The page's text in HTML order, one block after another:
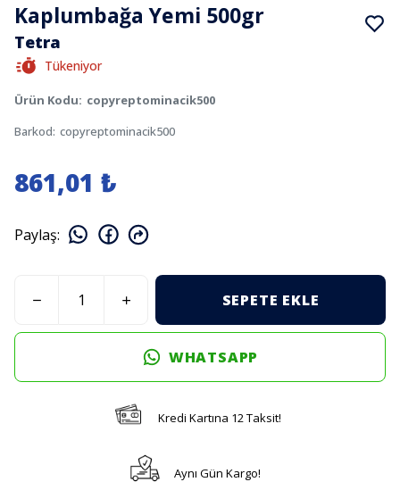
Kaplumbağa Yemi 500gr
Tetra
Tükeniyor
Ürün Kodu: copyreptominacik500
Barkod: copyreptominacik500
861,01 ₺
Paylaş:
SEPETE EKLE
WHATSAPP
Kredi Kartına 12 Taksit!
Aynı Gün Kargo!